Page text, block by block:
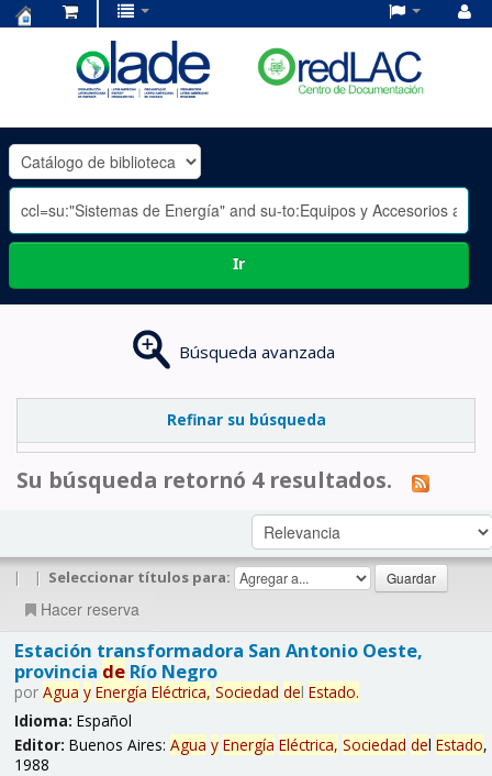
OLADE
-
Ir
Búsqueda avanzada
Refinar su búsqueda
Su búsqueda retornó 4 resultados.
| | Seleccionar títulos para:
Hacer reserva
Estación transformadora San Antonio Oeste,
provincia deRío Negro
por Agua y Energía Eléctrica, Sociedad del Estado.
Idioma: Español
Editor: Buenos Aires: Agua y Energía Eléctrica, Sociedad del Estado,
1988